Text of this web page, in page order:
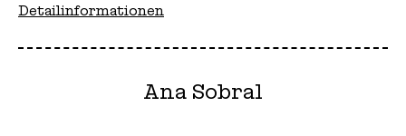
Detailinformationen
Ana Sobral